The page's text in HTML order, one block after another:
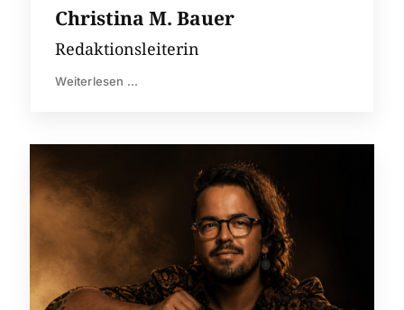
Christina M. Bauer
Redaktionsleiterin
Weiterlesen ...